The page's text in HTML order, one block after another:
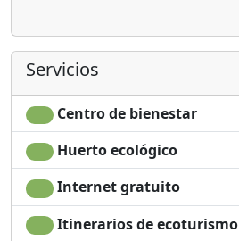
Servicios
Centro de bienestar
Huerto ecológico
Internet gratuito
Itinerarios de ecoturismo